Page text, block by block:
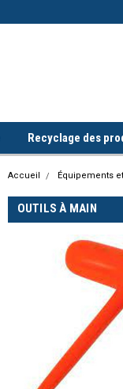
Recyclage des
Accueil Équipements
OUTILS À MAIN